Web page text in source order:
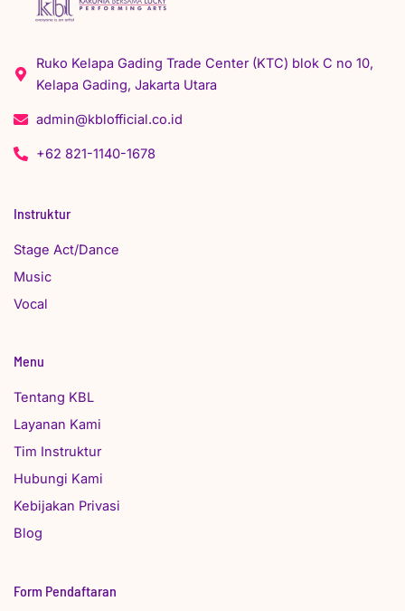
Ruko Kelapa Gading Trade Center (KTC) blok C no 10,
Kelapa Gading, Jakarta Utara
admin@kblofficial.co.id
+62 821-1140-1678
Instruktur
Stage Act/Dance
Music
Vocal
Menu
Tentang KBL
Layanan Kami
Tim Instruktur
Hubungi Kami
Kebijakan Privasi
Blog
Form Pendaftaran